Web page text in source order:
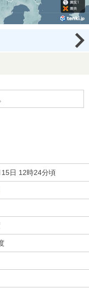
日 12時24分頃